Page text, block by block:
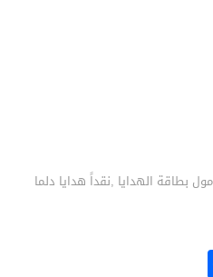
بطاقة الهدايا ,نقداً هدايا دلما